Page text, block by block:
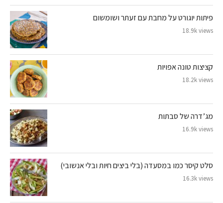
פיתות יוגורט על מחבת עם זעתר ושומשום
18.9k views
קציצות טונה אפויות
18.2k views
מג’דרה של סבתות
16.9k views
סלט קיסר כמו במסעדה (בלי ביצים חיות ובלי אנשובי)
16.3k views